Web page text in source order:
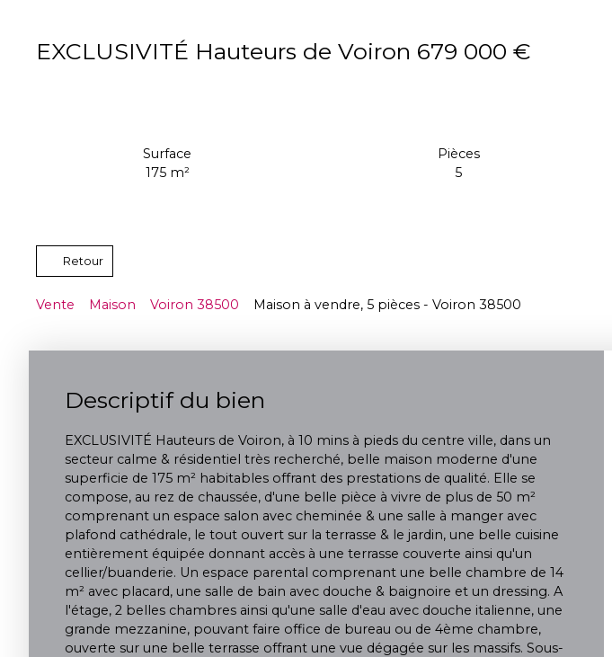
EXCLUSIVITÉ Hauteurs de Voiron 679 000 €
Surface
175 m²
Pièces
5
Retour
Vente Maison Voiron 38500 Maison à vendre, 5 pièces - Voiron 38500
Descriptif du bien
EXCLUSIVITÉ Hauteurs de Voiron, à 10 mins à pieds du centre ville, dans un
secteur calme & résidentiel très recherché, belle maison moderne d'une
superficie de 175 m² habitables offrant des prestations de qualité. Elle se
compose, au rez de chaussée, d'une belle pièce à vivre de plus de 50 m²
comprenant un espace salon avec cheminée & une salle à manger avec
plafond cathédrale, le tout ouvert sur la terrasse & le jardin, une belle cuisine
entièrement équipée donnant accès à une terrasse couverte ainsi qu'un
cellier/buanderie. Un espace parental comprenant une belle chambre de 14
m² avec placard, une salle de bain avec douche & baignoire et un dressing. A
l'étage, 2 belles chambres ainsi qu'une salle d'eau avec douche italienne, une
grande mezzanine, pouvant faire office de bureau ou de 4ème chambre,
ouverte sur une belle terrasse offrant une vue dégagée sur les massifs. Sous-